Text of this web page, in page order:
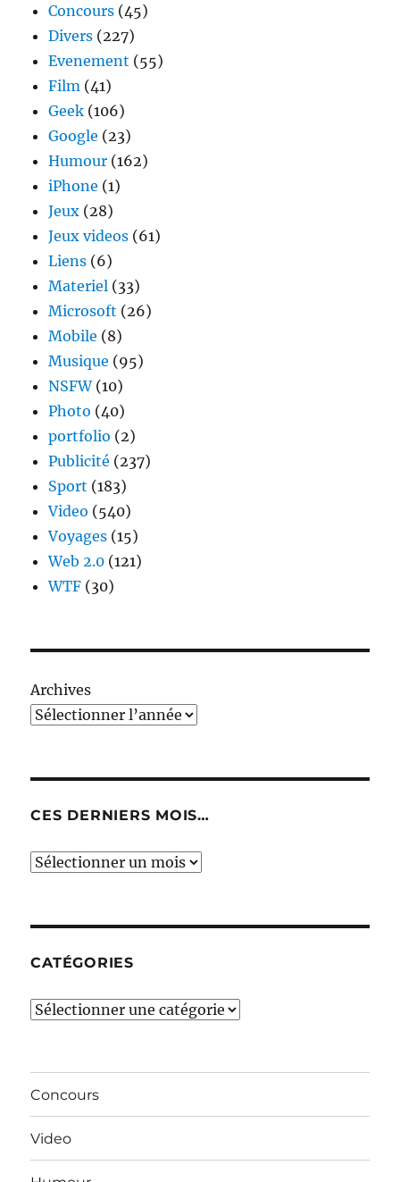
Concours (45)
Divers (227)
Evenement (55)
Film (41)
Geek (106)
Google (23)
Humour (162)
iPhone (1)
Jeux (28)
Jeux videos (61)
Liens (6)
Materiel (33)
Microsoft (26)
Mobile (8)
Musique (95)
NSFW(10)
Photo (40)
portfolio (2)
Publicité (237)
Sport (183)
Video (540)
Voyages (15)
Web 2.0 (121)
WTF (30)
Archives
CES DERNIERS MOIS…
Ces
CATÉGORIES
Catégories
Concours
Video